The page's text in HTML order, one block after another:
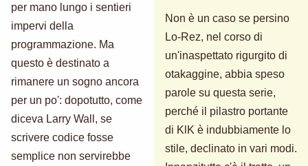
per mano lungo i sentieri
impervi della
programmazione. Ma
questo è destinato a
rimanere un sogno ancora
per un po': dopotutto, come
diceva Larry Wall, se
scrivere codice fosse
semplice non servirebbe
Non è un caso se persino
Lo-Rez, nel corso di
un'inaspettato rigurgito di
otakaggine, abbia speso
parole su questa serie,
perché il pilastro portante
di KlK è indubbiamente lo
stile, declinato in vari modi.